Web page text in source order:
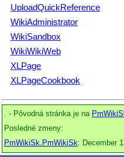
UploadQuickReference
WikiAdministrator
WikiSandbox
WikiWikiWeb
XLPage
XLPageCookbook
. - Pôvodná stránka je na
Posledné zmeny:
PmWikiSk.PmWikiSk: December